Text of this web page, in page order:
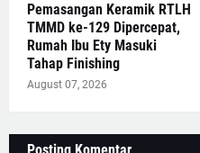
Pemasangan Keramik RTLH
TMMD ke-129 Dipercepat,
Rumah Ibu Ety Masuki
Tahap Finishing
August 07, 2026